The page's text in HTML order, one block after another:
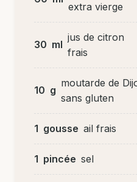
extra vierge
30 ml
jus de citron
frais
10 g
moutarde de
sans gluten
1 gousse ail frais
1 pincée sel